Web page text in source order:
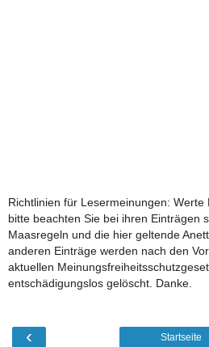
Richtlinien für Lesermeinungen: Werte
bitte beachten Sie bei ihren Einträgen
Maasregeln und die hier geltende
anderen Einträge werden nach den
aktuellen
entschädigungslos gelöscht. Danke.
‹ Startseite